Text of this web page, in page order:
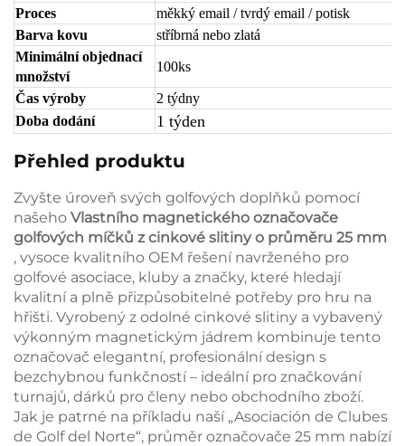
Proces
měkký email / tvrdý email / potisk
Barva kovu
stříbrná nebo zlatá
Minimální objednací
množství
100ks
Čas výroby
2 týdny
Doba dodání
1 týden
Přehled produktu
Zvyšte úroveň svých golfových doplňků pomocí
našeho Vlastního magnetického označovače
golfových míčků z cinkové slitiny o průměru 25 mm
, vysoce kvalitního OEM řešení navrženého pro
golfové asociace, kluby a značky, které hledají
kvalitní a plně přizpůsobitelné potřeby pro hru na
hřišti. Vyrobený z odolné cinkové slitiny a vybavený
výkonným magnetickým jádrem kombinuje tento
označovač elegantní, profesionální design s
bezchybnou funkčností – ideální pro značkování
turnajů, dárků pro členy nebo obchodního zboží.
Jak je patrné na příkladu naší „Asociación de Clubes
de Golf del Norte“, průměr označovače 25 mm nabízí